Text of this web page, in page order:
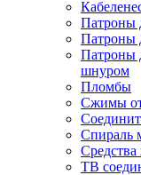
Патроны
Патроны
Патроны
шнуром
Пломбы
Сжимы
Спираль
ТВ